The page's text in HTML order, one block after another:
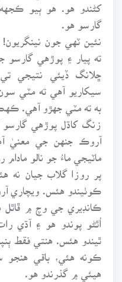
کڻندو هو. هو ٻيو
گارسو هو.
نئين ٽهي جون
ته پيار ۽ پوڙهي
ڇلانگ ڏيئي نتيجي
سيکاريو آهي ته مٽي
به ته مٽي جهڙو آهي.
زنگ کاڌل پوڙهي
آروڪ جنهن جي معنيٰ
ماٽيجي ماءُ جو نالو
پر روزا گلاب جيان نه
ڪوٺيندو هئس. ويچاري
ڪانڊيري جي وچ ۾
اُٿڻو پوندو هو ۽ آڌي
ٿيندو هئس. هنتي فقط
ڪونه هئي، باقي
هيئي ۾ گذرندو هو.